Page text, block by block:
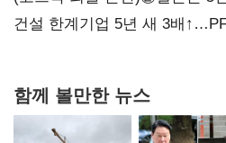
당장 퇴출?…시간만으론 부족
건설 한계기업 5년 새 3배
함께 볼만한 뉴스